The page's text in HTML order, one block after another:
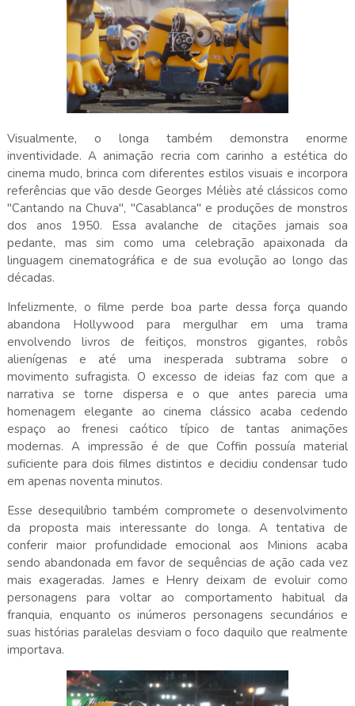
Visualmente, o longa também demonstra enorme
inventividade. A animação recria com carinho a estética do
cinema mudo, brinca com diferentes estilos visuais e incorpora
referências que vão desde Georges Méliès até clássicos como
"Cantando na Chuva", "Casablanca" e produções de monstros
dos anos 1950. Essa avalanche de citações jamais soa
pedante, mas sim como uma celebração apaixonada da
linguagem cinematográfica e de sua evolução ao longo das
décadas.
Infelizmente, o filme perde boa parte dessa força quando
abandona Hollywood para mergulhar em uma trama
envolvendo livros de feitiços, monstros gigantes, robôs
alienígenas e até uma inesperada subtrama sobre o
movimento sufragista. O excesso de ideias faz com que a
narrativa se torne dispersa e o que antes parecia uma
homenagem elegante ao cinema clássico acaba cedendo
espaço ao frenesi caótico típico de tantas animações
modernas. A impressão é de que Coffin possuía material
suficiente para dois filmes distintos e decidiu condensar tudo
em apenas noventa minutos.
Esse desequilíbrio também compromete o desenvolvimento
da proposta mais interessante do longa. A tentativa de
conferir maior profundidade emocional aos Minions acaba
sendo abandonada em favor de sequências de ação cada vez
mais exageradas. James e Henry deixam de evoluir como
personagens para voltar ao comportamento habitual da
franquia, enquanto os inúmeros personagens secundários e
suas histórias paralelas desviam o foco daquilo que realmente
importava.